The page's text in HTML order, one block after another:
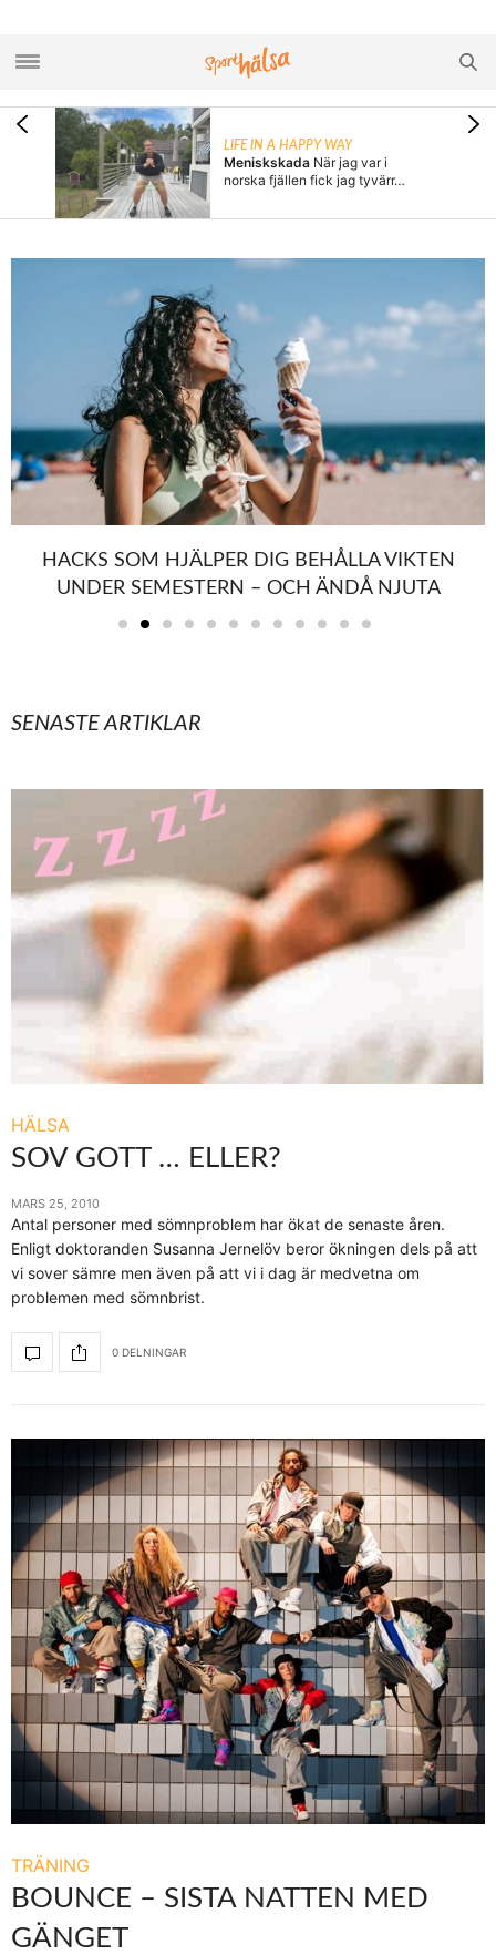
LIFE IN A HAPPY WAY
Meniskskada När jag var i
norska fjällen fick jag tyvärr…
HACKS SOM HJÄLPER DIG BEHÅLLA VIKTEN
UNDER SEMESTERN – OCH ÄNDÅ NJUTA
SENASTE ARTIKLAR
HÄLSA
SOV GOTT … ELLER?
MARS 25, 2010
Antal personer med sömnproblem har ökat de senaste åren.
Enligt doktoranden Susanna Jernelöv beror ökningen dels på att
vi sover sämre men även på att vi i dag är medvetna om
problemen med sömnbrist.
0 DELNINGAR
TRÄNING
BOUNCE – SISTA NATTEN MED
GÄNGET